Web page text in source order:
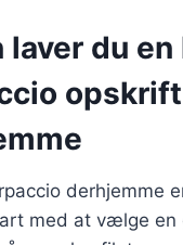
laver du
opskrift
derhjemme
med at vælge en